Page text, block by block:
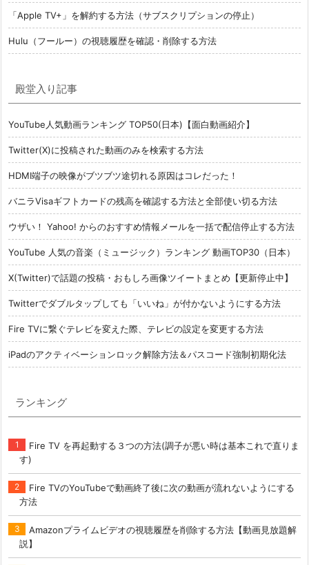
「Apple TV+」を解約する方法（サブスクリプションの停止）
Hulu（フールー）の視聴履歴を確認・削除する方法
殿堂入り記事
YouTube人気動画ランキング TOP50(日本)【面白動画紹介】
Twitter(X)に投稿された動画のみを検索する方法
HDMI端子の映像がブツブツ途切れる原因はコレだった！
バニラVisaギフトカードの残高を確認する方法と全部使い切る方法
ウザい！ Yahoo! からのおすすめ情報メールを一括で配信停止する方法
YouTube 人気の音楽（ミュージック）ランキング 動画TOP30（日本）
X(Twitter)で話題の投稿・おもしろ画像ツイートまとめ【更新停止中】
Twitterでダブルタップしても「いいね」が付かないようにする方法
Fire TVに繋ぐテレビを変えた際、テレビの設定を変更する方法
iPadのアクティベーションロック解除方法＆パスコード強制初期化法
ランキング
Fire TV を再起動する３つの方法(調子が悪い時は基本これで直りま
す)
Fire TVのYouTubeで動画終了後に次の動画が流れないようにする
方法
Amazonプライムビデオの視聴履歴を削除する方法【動画見放題解
説】